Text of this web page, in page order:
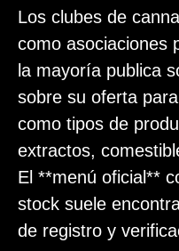
Los clubes de
como asociaciones
la mayoría publica
sobre su oferta
como tipos de
extractos,
El **menú oficial**
stock suele
de registro y